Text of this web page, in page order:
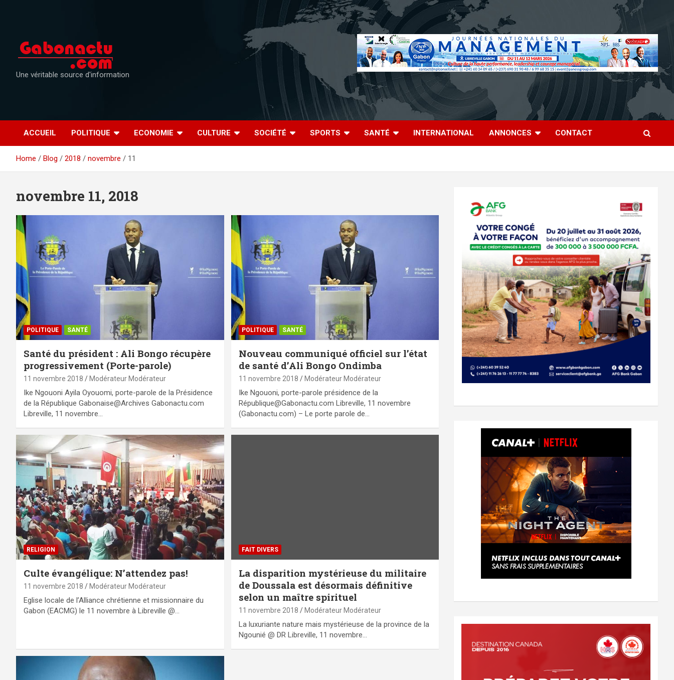
Une véritable source d'information
ACCUEIL POLITIQUE ECONOMIE CULTURE SOCIÉTÉ SPORTS SANTÉ INTERNATIONAL ANNONCES CONTACT
Home Blog 2018 novembre 11
novembre 11, 2018
POLITIQUE SANTÉ
Santé du président : Ali Bongo récupère
progressivement (Porte-parole)
11 novembre 2018 Modérateur Modérateur
Ike Ngouoni Ayila Oyouomi, porte-parole de la Présidence
de la République Gabonaise@Archives Gabonactu.com
Libreville, 11 novembre…
POLITIQUE SANTÉ
Nouveau communiqué officiel sur l’état
de santé d’Ali Bongo Ondimba
11 novembre 2018 Modérateur Modérateur
Ike Ngouoni, porte-parole présidence de la
République@Gabonactu.com Libreville, 11 novembre
(Gabonactu.com) – Le porte parole de…
RELIGION
Culte évangélique: N’attendez pas!
11 novembre 2018 Modérateur Modérateur
Eglise locale de l’Alliance chrétienne et missionnaire du
Gabon (EACMG) le 11 novembre à Libreville @…
FAIT DIVERS
La disparition mystérieuse du militaire
de Doussala est désormais définitive
selon un maître spirituel
11 novembre 2018 Modérateur Modérateur
La luxuriante nature mais mystérieuse de la province de la
Ngounié @ DR Libreville, 11 novembre…